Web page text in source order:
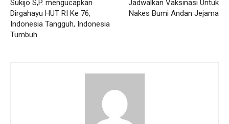
Sukijo S,P. mengucapkan
Dirgahayu HUT RI Ke 76,
Indonesia Tangguh, Indonesia
Tumbuh
Jadwalkan Vaksinasi Untuk
Nakes Bumi Andan Jejama